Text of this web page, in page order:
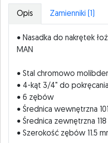
Opis Zamienniki (1)
• Nasadka do nakrętek
MAN
• Stal chromowo
• 4-kąt 3/4" do pokręcania
• 6 zębów
• Średnica wewnętrzna
• Średnica zewnętrzna 118
• Szerokość zębów 11.5